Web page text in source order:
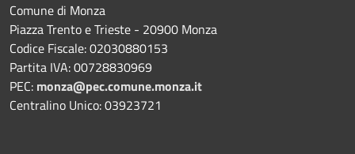
Comune di Monza
Piazza Trento e Trieste - 20900 Monza
Codice Fiscale: 02030880153
Partita IVA: 00728830969
PEC: monza@pec.comune.monza.it
Centralino Unico: 03923721